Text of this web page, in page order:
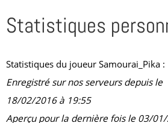
Statistiques
Statistiques du joueur Samourai_Pika :
Enregistré sur nos serveurs depuis le
18/02/2016 à 19:55
Aperçu pour la dernière fois le 03/